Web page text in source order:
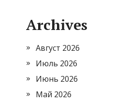
Archives
Август 2026
Июль 2026
Июнь 2026
Май 2026